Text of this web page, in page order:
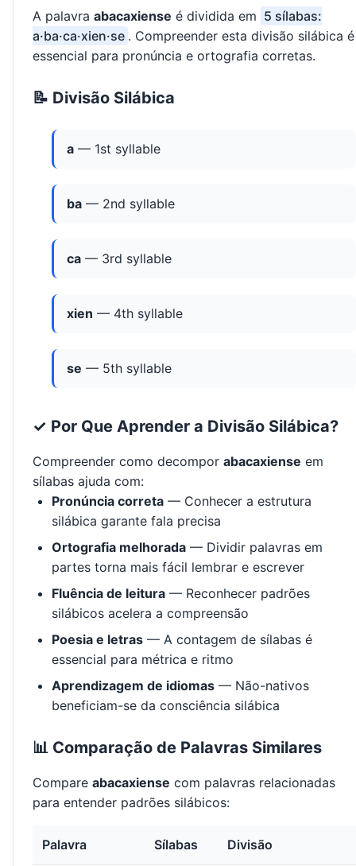
A palavra abacaxiense é dividida em 5 sílabas:
a·ba·ca·xien·se . Compreender esta divisão silábica é
essencial para pronúncia e ortografia corretas.
📝 Divisão Silábica
a — 1st syllable
ba — 2nd syllable
ca — 3rd syllable
xien — 4th syllable
se — 5th syllable
✓ Por Que Aprender a Divisão Silábica?
Compreender como decompor abacaxiense em
sílabas ajuda com:
Pronúncia correta — Conhecer a estrutura
silábica garante fala precisa
Ortografia melhorada — Dividir palavras em
partes torna mais fácil lembrar e escrever
Fluência de leitura — Reconhecer padrões
silábicos acelera a compreensão
Poesia e letras — A contagem de sílabas é
essencial para métrica e ritmo
Aprendizagem de idiomas — Não-nativos
beneficiam-se da consciência silábica
📊 Comparação de Palavras Similares
Compare abacaxiense com palavras relacionadas
para entender padrões silábicos:
Palavra Sílabas Divisão